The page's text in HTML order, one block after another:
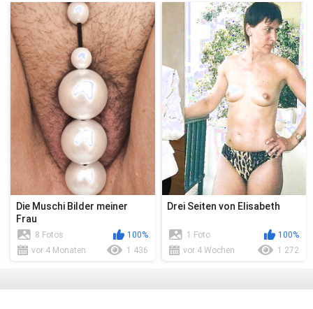
Die Muschi Bilder meiner
Frau
8 Fotos
100%
vor 4 Monaten
1 436
Drei Seiten von Elisabeth
1 Foto
100%
vor 4 Wochen
1 272